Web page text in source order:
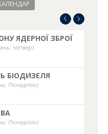
ЯДЕРНОЇ ЗБРОЇ
Четвер)
БІОДИЗЕЛЯ
Понеділок)
Понеділок)